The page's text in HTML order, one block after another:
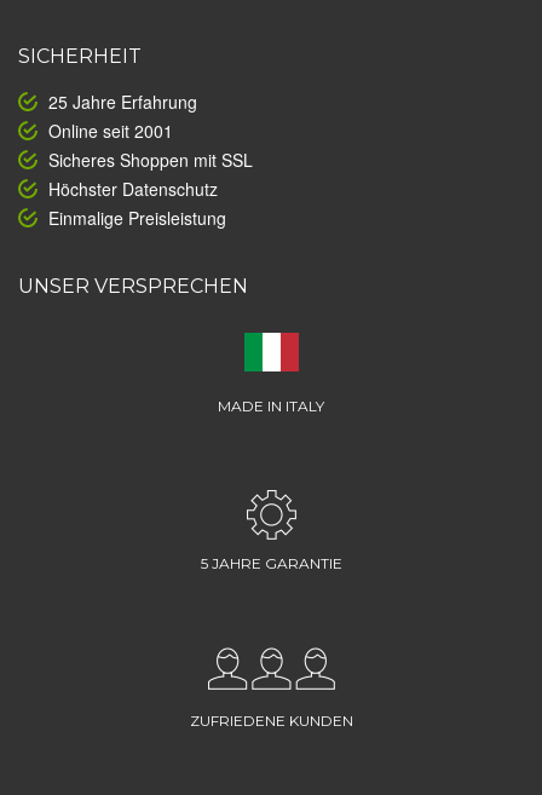
SICHERHEIT
25 Jahre Erfahrung
Online seit 2001
Sicheres Shoppen mit SSL
Höchster Datenschutz
Einmalige Preisleistung
UNSER VERSPRECHEN
MADE IN ITALY
5 JAHRE GARANTIE
ZUFRIEDENE KUNDEN